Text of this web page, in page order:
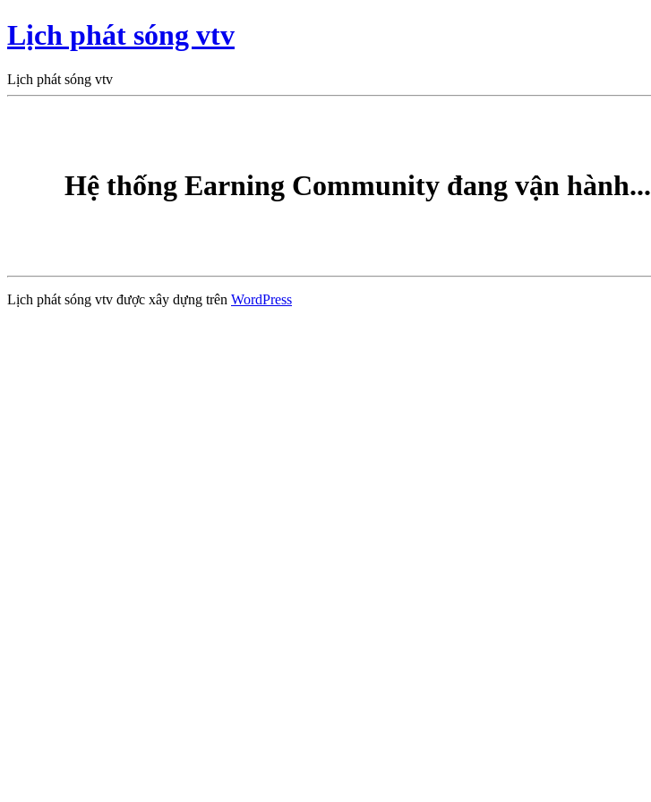
Lịch phát sóng vtv
Lịch phát sóng vtv
Hệ thống Earning Community đang vận hành...
Lịch phát sóng vtv được xây dựng trên WordPress